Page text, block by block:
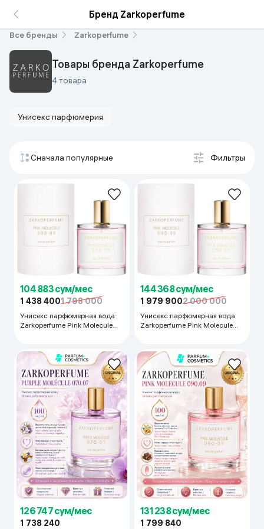
Бренд Zarkoperfume
Все бренды Zarkoperfume
Товары бренда Zarkoperfume
4 товара
Унисекс парфюмерия
Сначала популярные Фильтры
104 883 сум/мес
1 438 4001 798 000
Унисекс парфюмерная вода
Zarkoperfume Pink Molecule
144 368 сум/мес
1 979 9002 000 000
Унисекс парфюмерная вода
Zarkoperfume Pink Molecule
126 747 сум/мес
1 738 240
131 238 сум/мес
1 799 840